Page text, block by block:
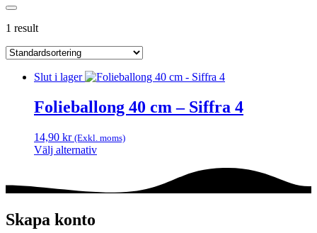
1 result
Slut i lager
Folieballong 40 cm – Siffra 4
14,90 kr (Exkl. moms)
Välj alternativ
produkten
varianter.
Skapa konto